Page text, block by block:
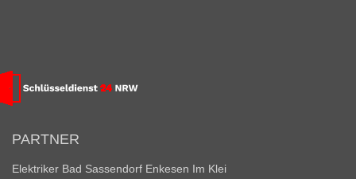
PARTNER
Elektriker Bad Sassendorf Enkesen Im Klei